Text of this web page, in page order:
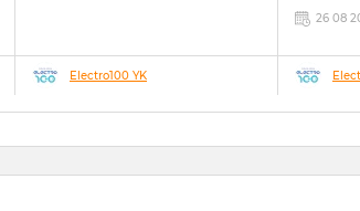
Electro100 YK
26 08